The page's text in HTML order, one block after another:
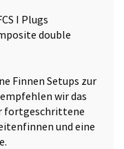
I Plugs
double
Finnen Setups zur
wir das
fortgeschrittene
und eine